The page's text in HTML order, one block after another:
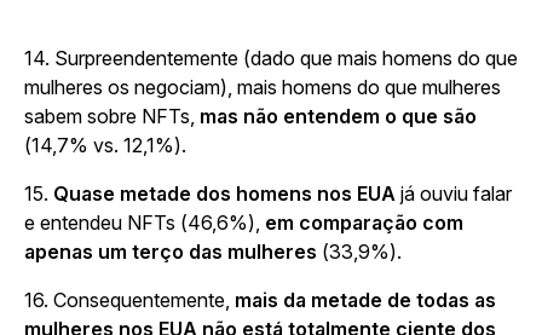
14. Surpreendentemente (dado que mais homens do que
mulheres os negociam), mais homens do que mulheres
sabem sobre NFTs mas não entendem o que são
(14,7% vs. 12,1%).
15. Quase metade dos homens nos EUA já ouviu falar
e entendeu NFTs (46,6%), em comparação com
apenas um terço das mulheres (33,9%).
16. Consequentemente, mais da metade de todas as
mulheres nos EUA não está totalmente ciente dos